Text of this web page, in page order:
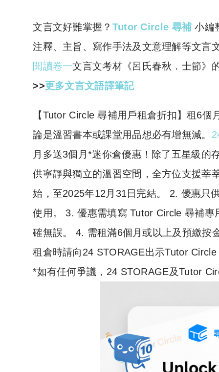
文言文好難掌握？ Tutor Circle 尋補 小編
注釋、主旨、寫作手法及文意理解等文言
閱讀卷一文言文考材《呂氏春秋．士節》
>>更多文言文語譯筆記
【Tutor Circle 尋補用戶租倉折扣】租6
論是溫習書本或課堂用品想必有增無減。
月多送3個月*迷你倉優惠！除了五星級的
供寧靜與獨立的溫習空間，全方位支援莘
始，至2025年12月31日完結。 2. 優惠只
使用。 3. 優惠需填寫 Tutor Circle 尋補
確無誤。 4. 需租滿6個月或以上及預繳按
租倉時請向24 STORAGE出示Tutor
*如有任何爭議，24 STORAGE及Tutor